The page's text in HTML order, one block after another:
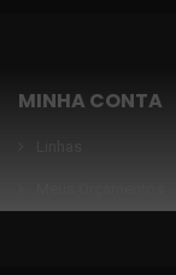
MINHA CONTA